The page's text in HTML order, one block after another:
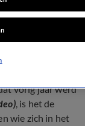
vorig jaar werd
, is het de
wie zich in het